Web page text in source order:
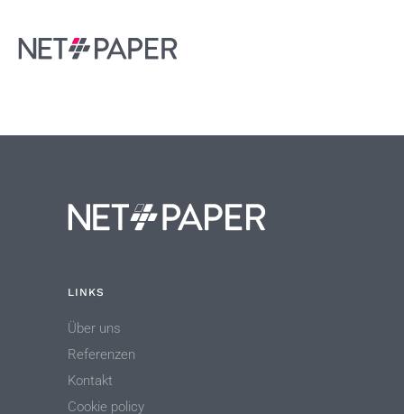
LINKS
Über uns
Referenzen
Kontakt
Cookie policy